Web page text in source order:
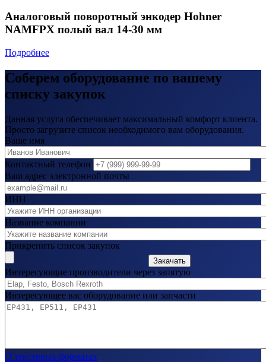
Аналоговый поворотный энкодер Hohner
NAMFPX полый вал 14-30 мм
Подробнее
Соберем оборудование по вашему
списку закупок
Данная услуга обеспечивает максимальный комфорт клиента.
Просто загрузите список необходимого вам оборудования.
Ваше имя
Контактный телефон
Ваш адрес электронной почты
ИНН
Название компании
Прикрепить список закупок
Закачать
Интересующие производители через запятую
Интересующее вас оборудование или запчасти
О текстовых форматах